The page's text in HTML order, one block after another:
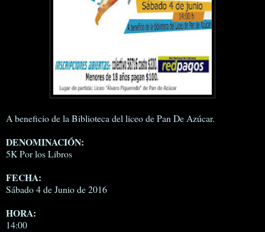
A beneficio de la Biblioteca del liceo de Pan De Azúcar.
DENOMINACIÓN:
5K Por los Libros
FECHA:
Sábado 4 de Junio de 2016
HORA:
14:00